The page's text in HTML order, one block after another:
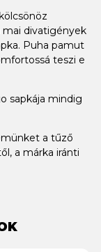
mai divatigények
Puha pamut
teszi e
sapkája mindig
a tűző
a márka iránti